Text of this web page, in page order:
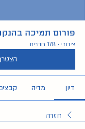
פורום תמיכה
ציבורי · 178 חברים
דיון מדיה
חזרה